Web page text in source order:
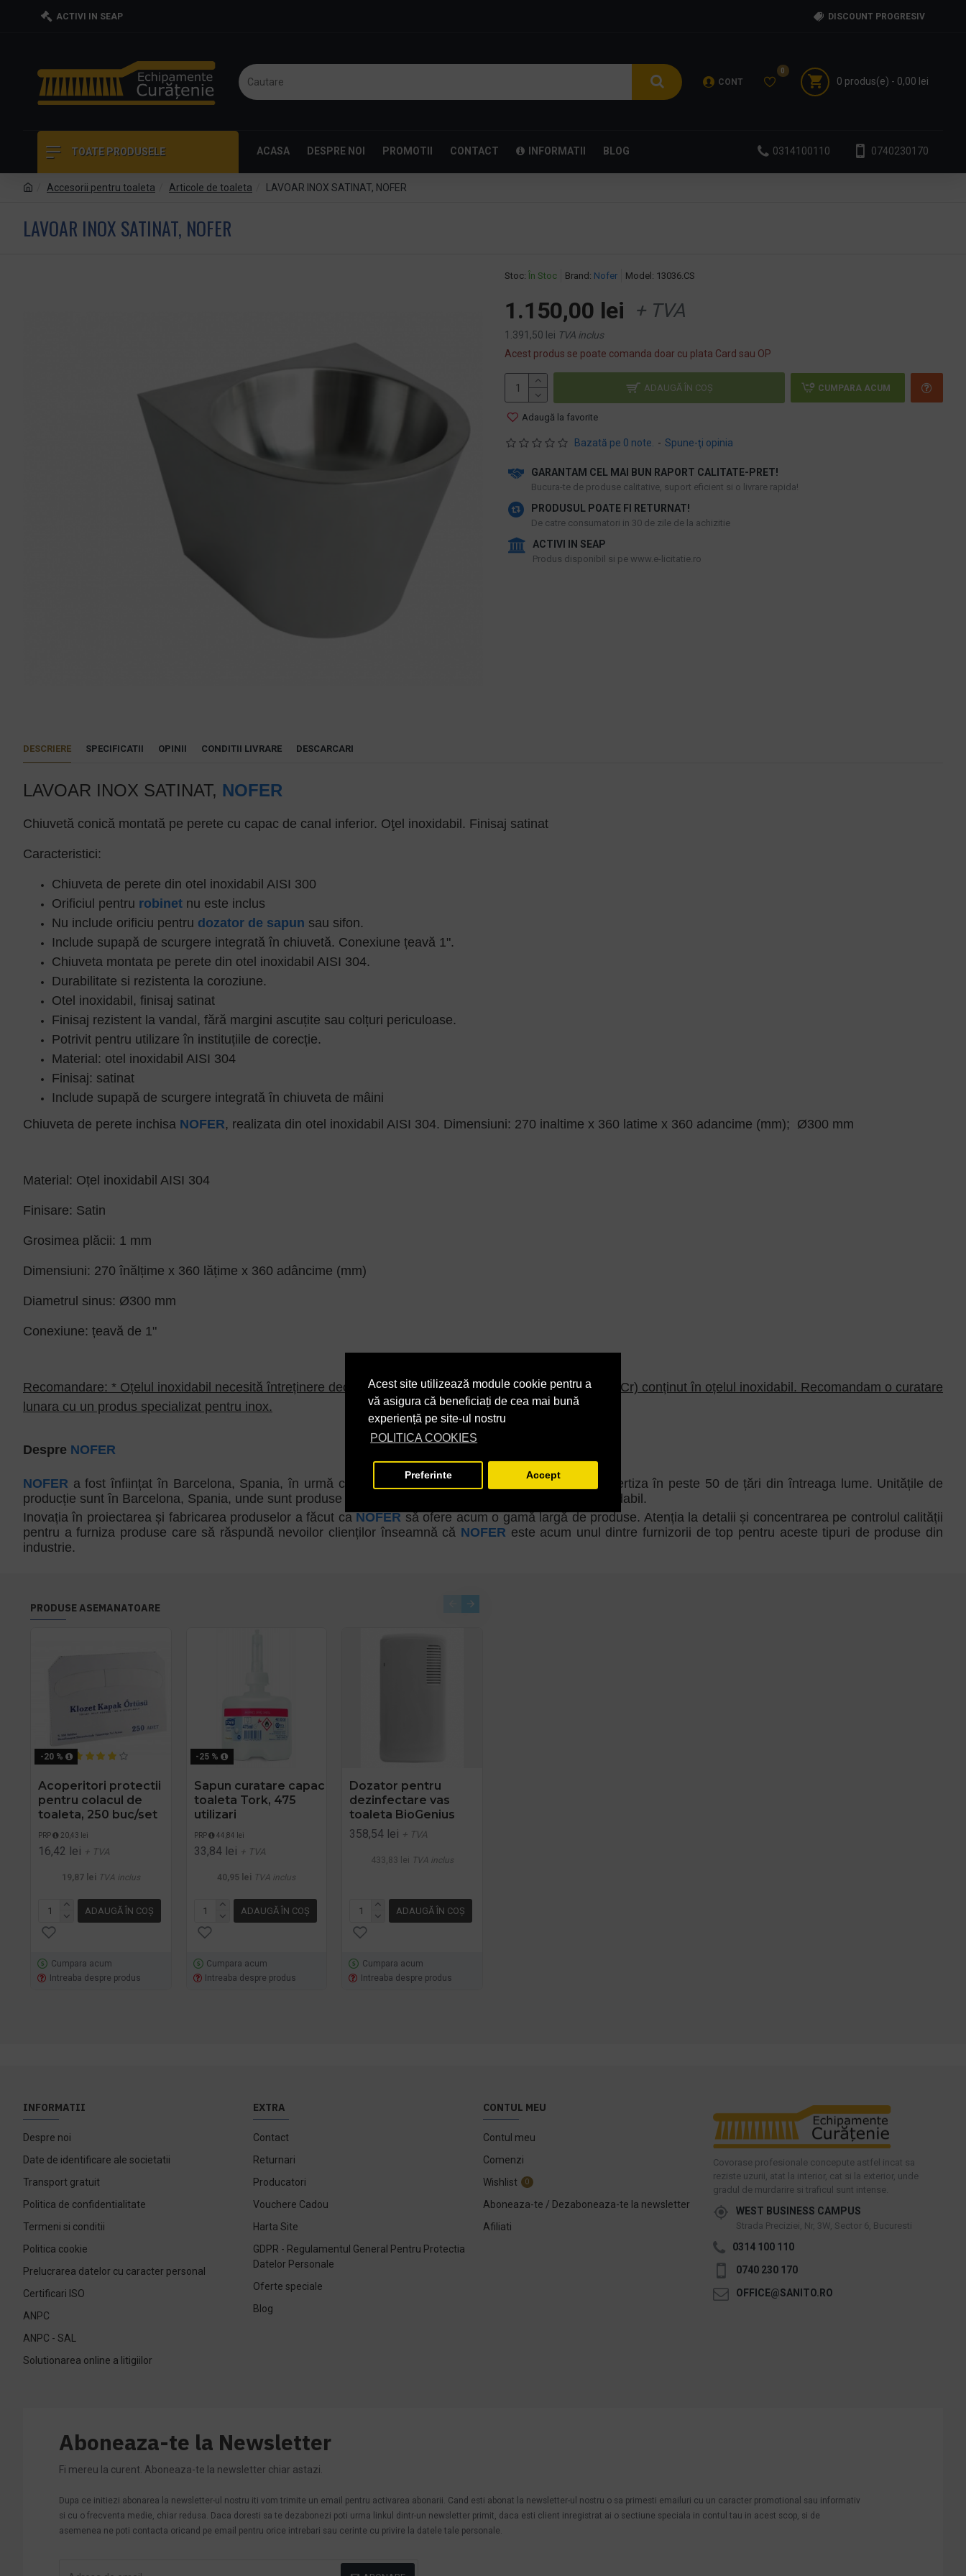
Acest site utilizează module cookie pentru a
vă asigura că beneficiați de cea mai bună
experiență pe site-ul nostru
POLITICA COOKIES
Preferinte Accept
ACTIVI IN SEAP DISCOUNT PROGRESIV
CONT
0
0 produs(e) - 0,00 lei
TOATE PRODUSELE ACASA DESPRE NOI PROMOTII CONTACT INFORMATII BLOG 0314100110 0740230170
Accesorii pentru toaleta Articole de toaleta LAVOAR INOX SATINAT, NOFER
LAVOAR INOX SATINAT, NOFER
Stoc: În Stoc Brand: Nofer Model: 13036.CS
Bazată pe 0 note. - Spune-ţi opinia
1.150,00 lei + TVA
1.391,50 lei TVA inclus
Acest produs se poate comanda doar cu plata Card sau OP
ADAUGĂ ÎN COŞ CUMPARA ACUM
Adaugă la favorite
GARANTAM CEL MAI BUN RAPORT CALITATE-PRET!
​Bucura-te de produse calitative, suport eficient si o livrare rapida!
PRODUSUL POATE FI RETURNAT!
De catre consumatori in 30 de zile de la achizitie
ACTIVI IN SEAP
Produs disponibil si pe www.e-licitatie.ro
DESCRIERE SPECIFICATII OPINII CONDITII LIVRARE DESCARCARI
LAVOAR INOX SATINAT, NOFER
Chiuvetă conică montată pe perete cu capac de canal inferior. Oţel inoxidabil. Finisaj satinat
Caracteristici:
Chiuveta de perete din otel inoxidabil AISI 300
Orificiul pentru robinet nu este inclus
Nu include orificiu pentru dozator de sapun sau sifon.
Include supapă de scurgere integrată în chiuvetă. Conexiune țeavă 1".
Chiuveta montata pe perete din otel inoxidabil AISI 304.
Durabilitate si rezistenta la coroziune.
Otel inoxidabil, finisaj satinat
Finisaj rezistent la vandal, fără margini ascuțite sau colțuri periculoase.
Potrivit pentru utilizare în instituțiile de corecție.
Material: otel inoxidabil AISI 304
Finisaj: satinat
Include supapă de scurgere integrată în chiuveta de mâini
Chiuveta de perete inchisa NOFER, realizata din otel inoxidabil AISI 304. Dimensiuni: 270 inaltime x 360 latime x 360 adancime (mm); Ø300 mm
Material: Oțel inoxidabil AISI 304
Finisare: Satin
Grosimea plăcii: 1 mm
Dimensiuni: 270 înălțime x 360 lățime x 360 adâncime (mm)
Diametrul sinus: Ø300 mm
Conexiune: țeavă de 1"
Recomandare: * Oțelul inoxidabil necesită întreținere deoarece murdăria în timp poate deteriora cromul (Cr) conținut în oțelul inoxidabil. Recomandam o curatare
lunara cu un produs specializat pentru inox.
Despre NOFER
NOFER a fost înființat în Barcelona, Spania, în urmă cu 50 de ani și acum își oferă produsele și expertiza în peste 50 de țări din întreaga lume. Unitățile de
producție sunt în Barcelona, Spania, unde sunt produse peste 1000 de produse sanitare și din oțel inoxidabil.
Inovația în proiectarea și fabricarea produselor a făcut ca NOFER să ofere acum o gamă largă de produse. Atenția la detalii și concentrarea pe controlul calității
pentru a furniza produse care să răspundă nevoilor clienților înseamnă că NOFER este acum unul dintre furnizorii de top pentru aceste tipuri de produse din
industrie.
PRODUSE ASEMANATOARE
-20 %
Acoperitori protectii
pentru colacul de
toaleta, 250 buc/set
PRP 20,43 lei
16,42 lei + TVA
19,87 lei TVA inclus
ADAUGĂ ÎN COŞ
Cumpara acum
Intreaba despre produs
-25 %
Sapun curatare capac
toaleta Tork, 475
utilizari
PRP 44,84 lei
33,84 lei + TVA
40,95 lei TVA inclus
ADAUGĂ ÎN COŞ
Cumpara acum
Intreaba despre produs
Dozator pentru
dezinfectare vas
toaleta BioGenius
358,54 lei + TVA
433,83 lei TVA inclus
ADAUGĂ ÎN COŞ
Cumpara acum
Intreaba despre produs
INFORMATII
Despre noi
Date de identificare ale societatii
Transport gratuit
Politica de confidentialitate
Termeni si conditii
Politica cookie
Prelucrarea datelor cu caracter personal
Certificari ISO
ANPC
ANPC - SAL
Solutionarea online a litigiilor
EXTRA
Contact
Returnari
Producatori
Vouchere Cadou
Harta Site
GDPR - Regulamentul General Pentru Protectia
Datelor Personale
Oferte speciale
Blog
CONTUL MEU
Contul meu
Comenzi
Wishlist
0
Aboneaza-te / Dezaboneaza-te la newsletter
Afiliati
Covorase profesionale concepute astfel incat sa
reziste uzurii, atat la interior, cat si la exterior, unde
gradul de murdarire si traficul sunt intense.
WEST BUSINESS CAMPUS
Strada Preciziei, Nr, 3W, Sector 6, Bucuresti
0314 100 110
0740 230 170
OFFICE@SANITO.RO
Aboneaza-te la Newsletter
Fi mereu la curent. Aboneaza-te la newsletter chiar astazi.
Dupa ce initiezi abonarea la newsletter-ul nostru iti vom trimite un email pentru activarea abonarii. Cand esti abonat la newsletter-ul nostru o sa primesti emailuri cu un caracter promotional sau informativ
si cu o frecventa medie, chiar redusa. Daca doresti sa te dezabonezi poti urma linkul dintr-un newsletter primit, daca esti client inregistrat ai o sectiune speciala in contul tau in acest scop, si de
asemenea ne poti contacta oricand pe email pentru orice intrebari sau cerinte cu privire la datele tale personale.